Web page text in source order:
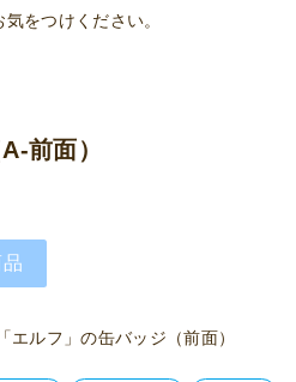
をつけください。
前面）
ルフ」の缶バッジ（前面）